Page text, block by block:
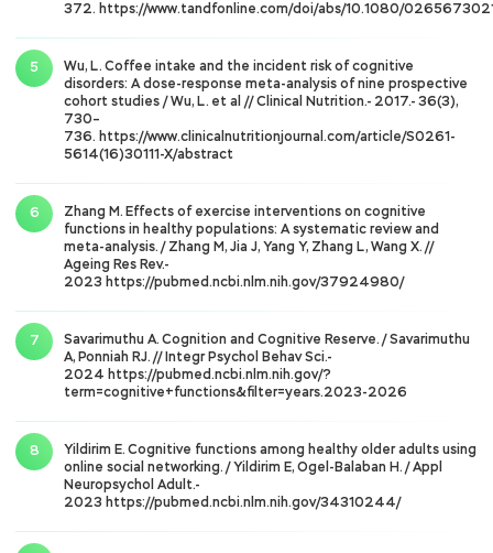
372. https://www.tandfonline.com/doi/abs/10.1080/
Wu, L. Coffee intake and the incident risk of cognitive
disorders: A dose-response meta-analysis of nine prospective
cohort studies / Wu, L. et al // Clinical Nutrition.- 2017.- 36(3),
730–
736. https://www.clinicalnutritionjournal.com/article/S0261-
5614(16)30111-X/abstract
Zhang M. Effects of exercise interventions on cognitive
functions in healthy populations: A systematic review and
meta-analysis. / Zhang M, Jia J, Yang Y, Zhang L, Wang X. //
Ageing Res Rev.-
2023 https://pubmed.ncbi.nlm.nih.gov/37924980/
Savarimuthu A. Cognition and Cognitive Reserve. / Savarimuthu
A, Ponniah RJ. // Integr Psychol Behav Sci.-
2024 https://pubmed.ncbi.nlm.nih.gov/?
term=cognitive+functions&filter=years.2023-2026
Yildirim E. Cognitive functions among healthy older adults using
online social networking. / Yildirim E, Ogel-Balaban H. / Appl
Neuropsychol Adult.-
2023 https://pubmed.ncbi.nlm.nih.gov/34310244/